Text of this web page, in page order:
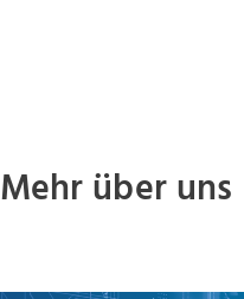
Mehr über uns